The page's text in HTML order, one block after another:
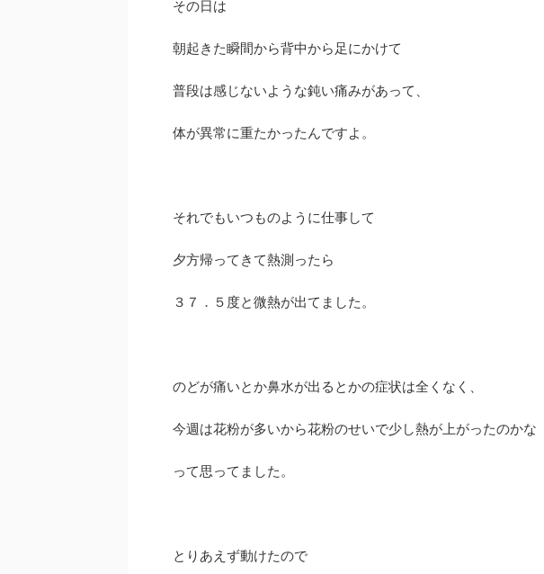
その日は
朝起きた瞬間から背中から足にかけて
普段は感じないような鈍い痛みがあって、
体が異常に重たかったんですよ。
それでもいつものように仕事して
夕方帰ってきて熱測ったら
３７．５度と微熱が出てました。
のどが痛いとか鼻水が出るとかの症状は全くなく、
今週は花粉が多いから花粉のせいで少し熱が上がったのかな
って思ってました。
とりあえず動けたので